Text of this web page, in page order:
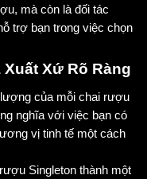
mà còn là đối tác
trợ bạn trong việc chọn
Xứ Rõ Ràng
của mỗi chai rượu
nghĩa với việc bạn có
vị tinh tế một cách
Singleton thành một